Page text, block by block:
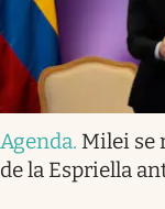
Agenda. Milei se
de la Espriella